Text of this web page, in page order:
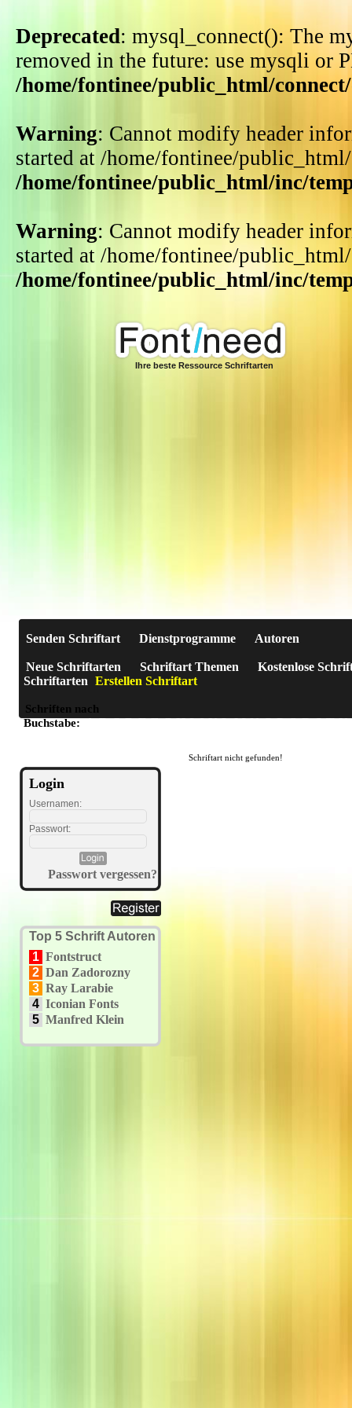
Deprecated: mysql_connect(): The
removed in the future: use mysqli or
/home/fontinee/public_html/
Warning: Cannot modify header
started at /home/fontinee/
/home/fontinee/public_html/inc/
Warning: Cannot modify header
started at /home/fontinee/
/home/fontinee/public_html/inc/
Ihre beste Ressource Schriftarten
Senden Schriftart Dienstprogramme Autoren
Neue Schriftarten Schriftart Themen
Kostenlose
Schriftarten Erstellen Schriftart
Schriften nach
Buchstabe: A B C D E F G H I J K L M N O P Q R S T U
Login
Usernamen:
Passwort:
Passwort vergessen?
Top 5 Schrift Autoren
1 Fontstruct
2 Dan Zadorozny
3 Ray Larabie
4 Iconian Fonts
5 Manfred Klein
Schriftart nicht gefunden!